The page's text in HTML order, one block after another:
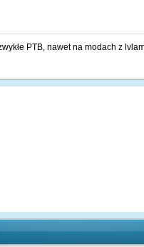
PTB, nawet na modach z